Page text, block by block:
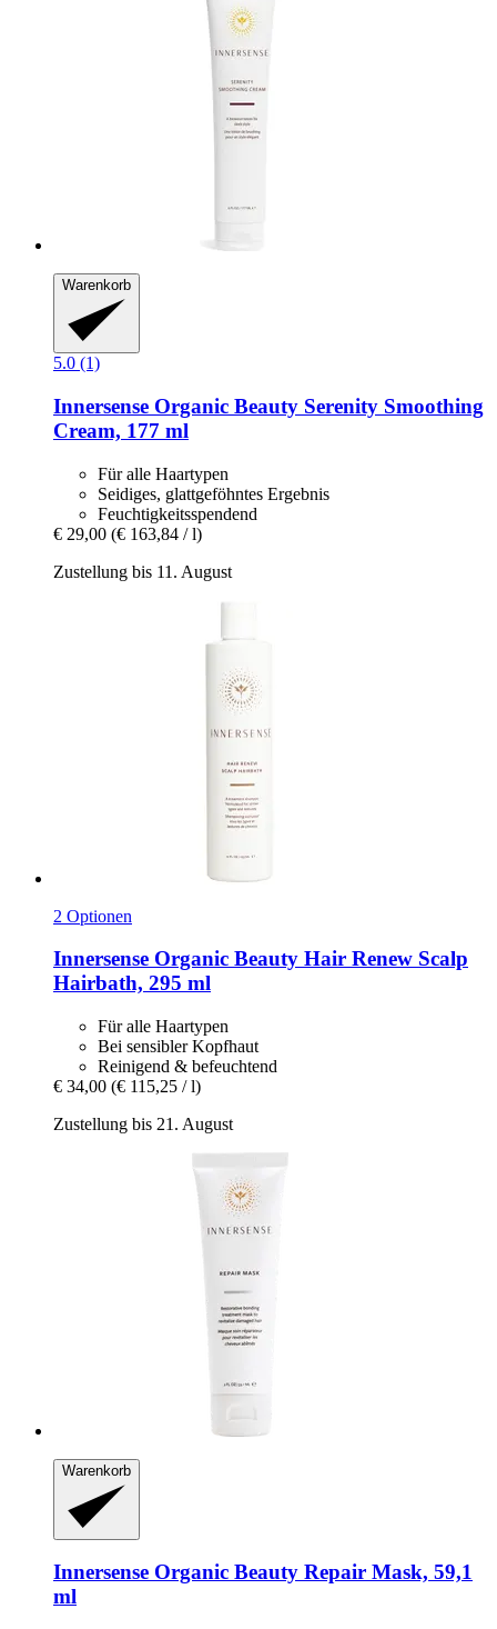
Warenkorb
5.0 (1)
Innersense Organic Beauty Serenity Smoothing
Cream, 177 ml
Für alle Haartypen
Seidiges, glattgeföhntes Ergebnis
Feuchtigkeitsspendend
€ 29,00 (€ 163,84 / l)
Zustellung bis 11. August
2 Optionen
Innersense Organic Beauty Hair Renew Scalp
Hairbath, 295 ml
Für alle Haartypen
Bei sensibler Kopfhaut
Reinigend & befeuchtend
€ 34,00 (€ 115,25 / l)
Zustellung bis 21. August
Warenkorb
Innersense Organic Beauty Repair Mask, 59,1
ml